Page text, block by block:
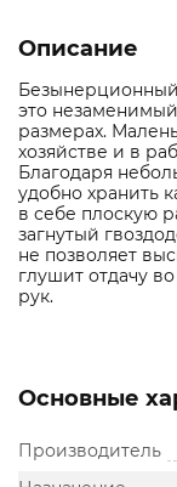
Описание
Безынерционный
это
размерах.
хозяйстве и в
Благодаря
удобно хранить
в себе плоскую
загнутый
не позволяет
глушит отдачу
рук.
Основные
Производитель